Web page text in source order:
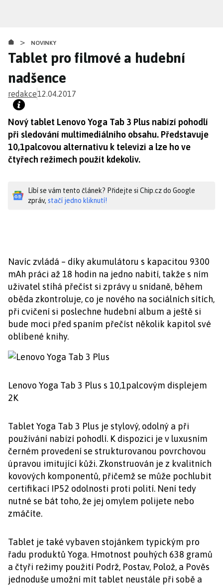
obsahu
> NOVINKY
Tablet pro filmové a hudební
nadšence
redakce12.04.2017
Nový tablet Lenovo Yoga Tab 3 Plus nabízí pohodlí
při sledování multimediálního obsahu. Představuje
10,1palcovou alternativu k televizi a lze ho ve
čtyřech režimech použít kdekoliv.
Líbí se vám tento článek? Přidejte si Chip.cz do Google
zpráv, stačí jedno kliknutí!
Navíc zvládá – díky akumulátoru s kapacitou 9300
mAh práci až 18 hodin na jedno nabití, takže s ním
uživatel stíhá přečíst si zprávy u snídaně, během
oběda zkontroluje, co je nového na sociálních sítích,
při cvičení si poslechne hudební album a ještě si
bude moci před spaním přečíst několik kapitol své
oblíbené knihy.
Lenovo Yoga Tab 3 Plus s 10,1palcovým displejem
2K
Tablet Yoga Tab 3 Plus je stylový, odolný a při
používání nabízí pohodlí. K dispozici je v luxusním
černém provedení se strukturovanou povrchovou
úpravou imitující kůži. Zkonstruován je z kvalitních
kovových komponentů, přičemž se může pochlubit
certifikací IP52 odolnosti proti polití. Není tedy
nutné se bát toho, že jej omylem polijete nebo
zmáčíte.
Tablet je také vybaven stojánkem typickým pro
řadu produktů Yoga. Hmotnost pouhých 638 gramů
a čtyři režimy použití Podrž, Postav, Polož, a Pověs
jednoduše umožní mít tablet neustále při sobě a